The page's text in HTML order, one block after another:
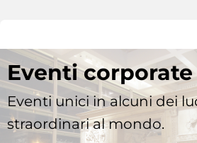
Eventi corporate
Eventi unici in alcuni dei
straordinari al mondo.